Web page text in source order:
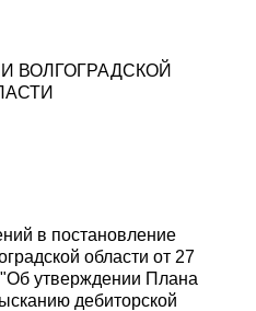
ВОЛГОГРАДСКОЙ
в постановление
областиот 27
утверждении Плана
дебиторской